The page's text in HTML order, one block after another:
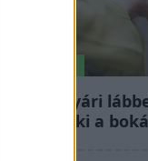
Ez a nyári
nyírja ki a